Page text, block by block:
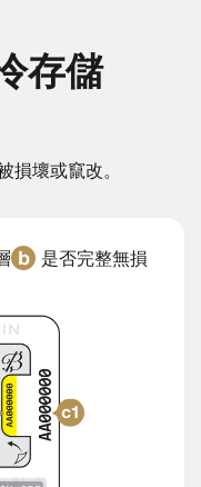
存儲
壞或竄改。
是否完整無損